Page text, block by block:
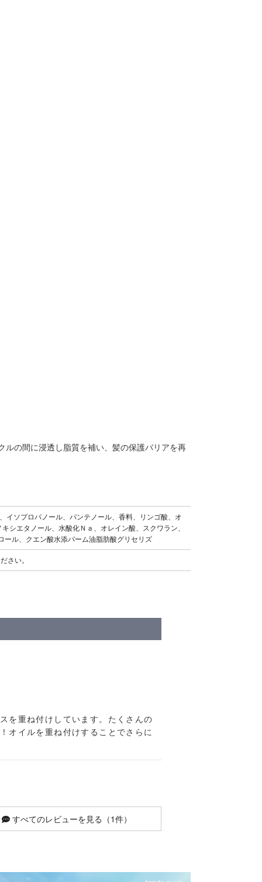
の間に浸透し脂質を補い、髪の保護バリアを再
イソプロパノール、パンテノール、香料、リンゴ酸、オ
シエタノール、水酸化Ｎａ、オレイン酸、スクワラン、
ール、クエン酸水添パーム油脂肪酸グリセリズ
さい。
を重ね付けしています。たくさんの
オイルを重ね付けすることでさらに
すべてのレビューを見る（1件）